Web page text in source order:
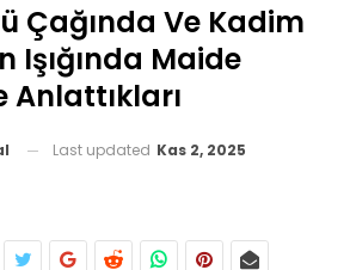
Çağında Ve Kadim
Işığında Maide
Anlattıkları
Last updated Kas 2, 2025